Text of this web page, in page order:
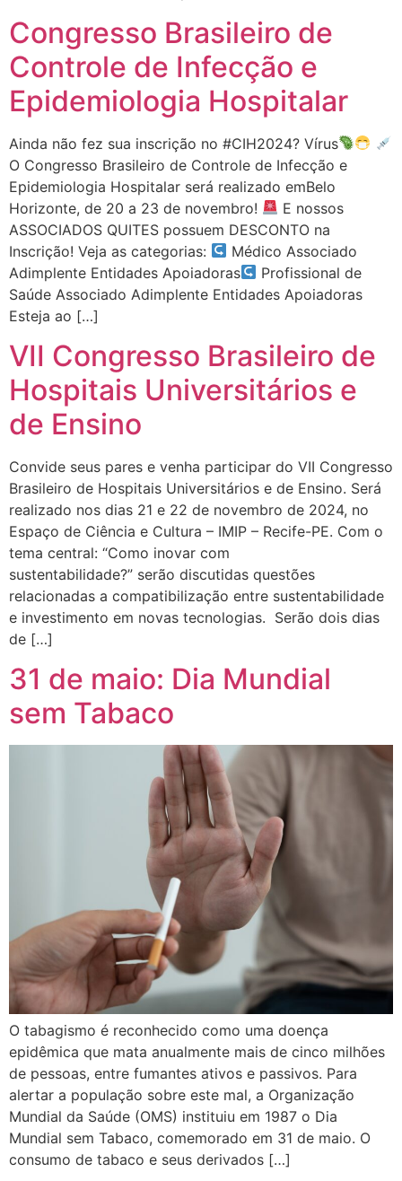
Congresso Brasileiro de
Controle de Infecção e
Epidemiologia Hospitalar
Ainda não fez sua inscrição no #CIH2024? Vírus
O Congresso Brasileiro de Controle de Infecção e
Epidemiologia Hospitalar será realizado emBelo
Horizonte, de 20 a 23 de novembro!
​ E nossos
ASSOCIADOS QUITES possuem DESCONTO na
Inscrição! Veja as categorias:
Médico Associado
Adimplente Entidades Apoiadoras
Profissional de
Saúde Associado Adimplente Entidades Apoiadoras
Esteja ao […]
VII Congresso Brasileiro de
Hospitais Universitários e
de Ensino
Convide seus pares e venha participar do VII Congresso
Brasileiro de Hospitais Universitários e de Ensino. Será
realizado nos dias 21 e 22 de novembro de 2024, no
Espaço de Ciência e Cultura – IMIP – Recife-PE. Com o
tema central: “Como inovar com
sustentabilidade?” serão discutidas questões
relacionadas a compatibilização entre sustentabilidade
e investimento em novas tecnologias. Serão dois dias
de […]
31 de maio: Dia Mundial
sem Tabaco
O tabagismo é reconhecido como uma doença
epidêmica que mata anualmente mais de cinco milhões
de pessoas, entre fumantes ativos e passivos. Para
alertar a população sobre este mal, a Organização
Mundial da Saúde (OMS) instituiu em 1987 o Dia
Mundial sem Tabaco, comemorado em 31 de maio. O
consumo de tabaco e seus derivados […]